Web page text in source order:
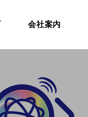
会社案内